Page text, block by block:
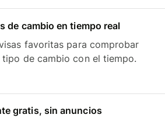
de cambio en tiempo real
favoritas para comprobar
de cambio con el tiempo.
gratis, sin anuncios